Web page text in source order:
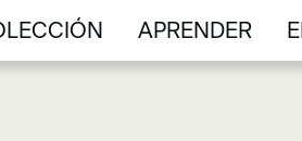
APRENDER
APRENDER